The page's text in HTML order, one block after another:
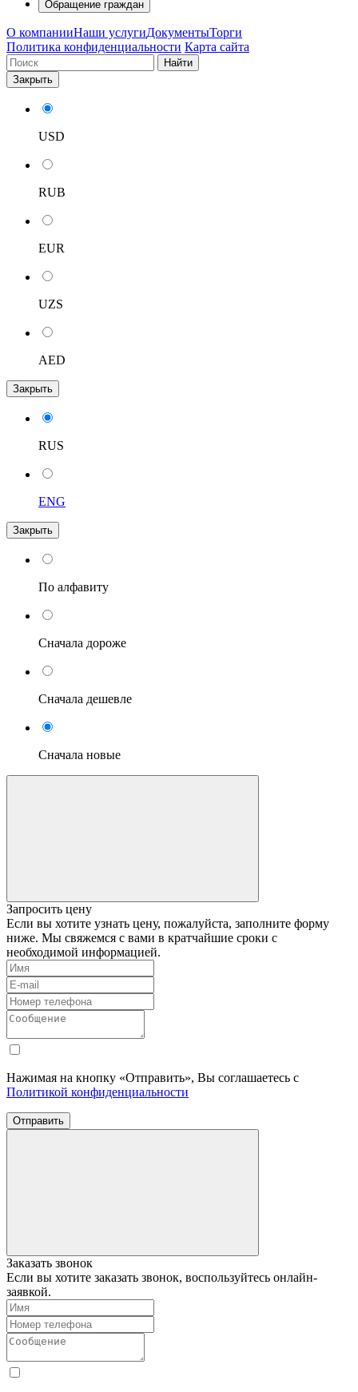
Обращение граждан
О компанииНаши услугиДокументыТорги
Политика конфиденциальности Карта сайта
Найти
Закрыть
USD
RUB
EUR
UZS
AED
Закрыть
RUS
ENG
Закрыть
По алфавиту
Сначала дороже
Сначала дешевле
Сначала новые
Запросить цену
Если вы хотите узнать цену, пожалуйста, заполните форму
ниже. Мы свяжемся с вами в кратчайшие сроки с
необходимой информацией.
Нажимая на кнопку «Отправить», Вы соглашаетесь с
Политикой конфиденциальности
Отправить
Заказать звонок
Если вы хотите заказать звонок, воспользуйтесь онлайн-
заявкой.